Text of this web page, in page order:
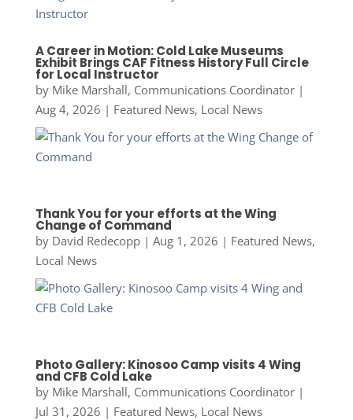
A Career in Motion: Cold Lake Museums
Exhibit Brings CAF Fitness History Full Circle
for Local Instructor
by Mike Marshall, Communications Coordinator|
Aug 4, 2026 | Featured News, Local News
Thank You for your efforts at the Wing
Change of Command
by David Redecopp| Aug 1, 2026 | Featured News,
Local News
Photo Gallery: Kinosoo Camp visits 4 Wing
and CFB Cold Lake
by Mike Marshall, Communications Coordinator|
Jul 31, 2026 | Featured News, Local News